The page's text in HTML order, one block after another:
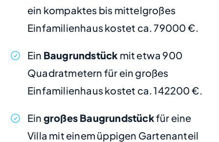
ein kompaktes bis mittelgroßes
Einfamilienhaus kostet ca. 79000 €.
Ein Baugrundstück mit etwa 900
Quadratmetern für ein großes
Einfamilienhaus kostet ca. 142200 €.
Ein großes Baugrundstückfür eine
Villa mit einem üppigen Gartenanteil